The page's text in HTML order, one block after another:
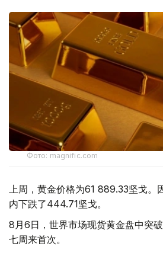
Фото: magnific.com
上周，黄金价格为61 889.33坚戈。
内下跌了444.71坚戈。
8月6日，世界市场现货黄金盘中突
七周来首次。